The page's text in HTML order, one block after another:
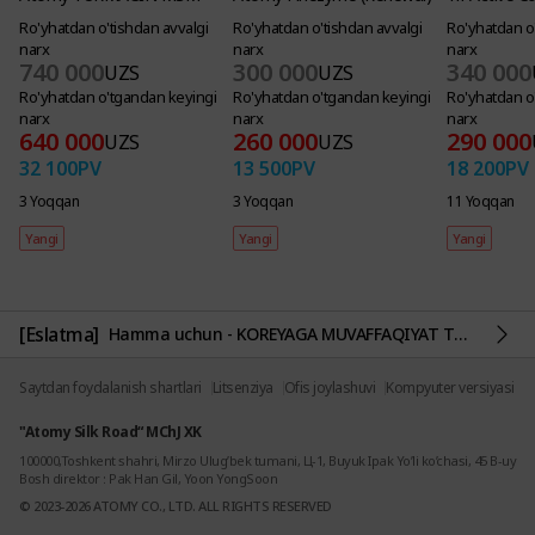
Ro'yhatdan o'tishdan avvalgi
narx
740 000UZS
Ro'yhatdan o'tgandan keyingi
narx
640 000UZS
32 100PV
3 Yoqqan
Yangi
Ro'yhatdan o'tishdan avvalgi
narx
300 000UZS
Ro'yhatdan o'tgandan keyingi
narx
260 000UZS
13 500PV
3 Yoqqan
Yangi
Ro'yhatdan
narx
340 000
Ro'yhatdan
narx
290 000
18 200PV
11 Yoqqan
Yangi
[Eslatma] Hamma uchun - KOREYAGA MUVAFFAQIYAT TURI / ТУР УСПЕХА В КОРЕЮ
Saytdan foydalanish shartlari Litsenziya Ofis joylashuvi Kompyuter versiyasi
"Atomy Silk Road“ MChJ XK
100000,Toshkent shahri, Mirzo Ulug’bek tumani, Ц-1, Buyuk Ipak Yo’li ko’chasi, 45 B-uy
Bosh direktor : Pak Han Gil, Yoon YongSoon
© 2023-2026 ATOMY CO., LTD. ALL RIGHTS RESERVED